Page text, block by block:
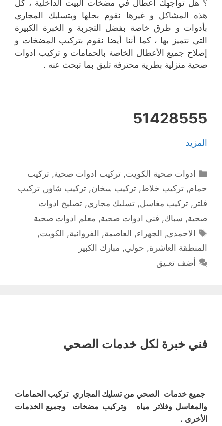
؟ هل تواجهك أعطال في مضخات البيت الداخلية ، كل
هذه المشاكل و غيرها نقوم بحلها وبتسليك المجاري
بأدوات و طرق خاصة بفضل التجربة و الخبرة الكبيرة
التي نتميز بها ، كما أننا أيضا نقوم بتركيب المضخات و
إصلاح جميع الأعطال الخاصة بالحمامات و تركيب ادوات
صحية منزلية بطرية محترفة تليق بما تبحث عنه .
51428555
المزيد
التصنيفات
ادوات صحية الكويت,تركيب ادوات صحية,تركيب
حمام, تركيب خلاط, تركيب سخان, تركيب شاور , تركيب
فلتر , تركيب مغاسل, تسليك مجاري, تصليح ادوات
صحية, سباك, فني ادوات صحية, معلم ادوات صحية
الوسوم
الاحمدي, الجهراء, العاصمة, الفروانية, الكويت,
المنطقة العاشرة, حولي, مبارك الكبير
أضف تعليق
فني خبرة لكل خدمات الصحي
جميع خدمات الصحي من تسليك المجاري تركيب الحمامات
والمغاسل وفلاتر مياه وتركيب مضخات وجميع الخدمات
الأخرى .